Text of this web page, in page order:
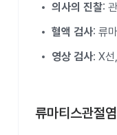
의사의 진찰:
혈액 검사: 류
영상 검사: X
류마티스관절